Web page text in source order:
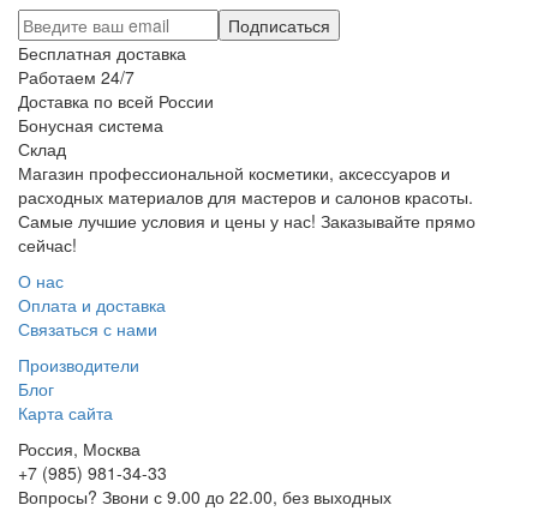
Подписаться
Бесплатная доставка
Работаем 24/7
Доставка по всей России
Бонусная система
Склад
Магазин профессиональной косметики, аксессуаров и
расходных материалов для мастеров и салонов красоты.
Самые лучшие условия и цены у нас! Заказывайте прямо
сейчас!
О нас
Оплата и доставка
Связаться с нами
Производители
Блог
Карта сайта
Россия, Москва
+7 (985) 981-34-33
Вопросы? Звони с 9.00 до 22.00, без выходных